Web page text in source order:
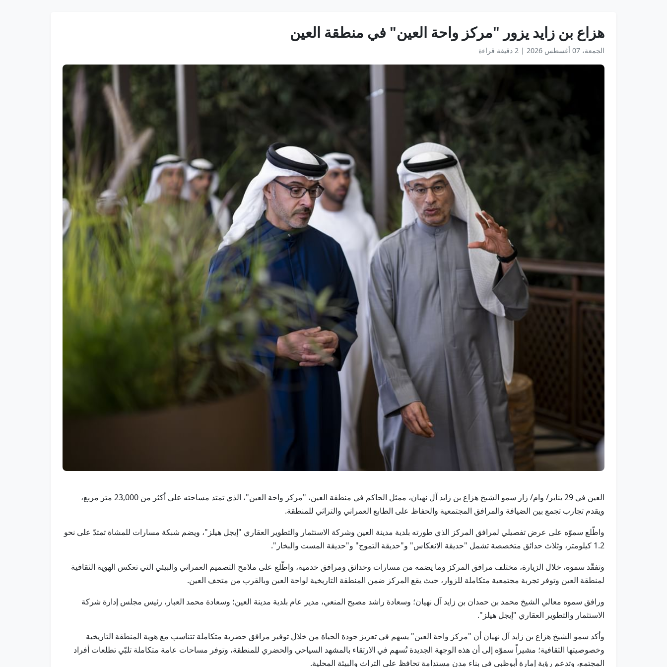
هزاع بن زايد يزور "مركز واحة العين" في منطقة العين
الجمعة، 07 أغسطس 2026 | 2 دقيقة قراءة
العين في 29 يناير/ وام/ زار سمو الشيخ هزاع بن زايد آل نهيان، ممثل الحاكم في منطقة العين، "مركز واحة العين"، الذي تمتد مساحته على أكثر من 23,000 متر مربع،
ويقدم تجارب تجمع بين الضيافة والمرافق المجتمعية والحفاظ على الطابع العمراني والتراثي للمنطقة.
واطّلع سموّه على عرض تفصيلي لمرافق المركز الذي طورته بلدية مدينة العين وشركة الاستثمار والتطوير العقاري "إيجل هيلز"، ويضم شبكة مسارات للمشاة تمتدّ على نحو
1.2 كيلومتر، وثلاث حدائق متخصصة تشمل "حديقة الانعكاس" و"حديقة التموج" و"حديقة المست والبخار".
وتفقّد سموه، خلال الزيارة، مختلف مرافق المركز وما يضمه من مسارات وحدائق ومرافق خدمية، واطّلع على ملامح التصميم العمراني والبيئي التي تعكس الهوية الثقافية
لمنطقة العين وتوفر تجربة مجتمعية متكاملة للزوار، حيث يقع المركز ضمن المنطقة التاريخية لواحة العين وبالقرب من متحف العين.
ورافق سموه معالي الشيخ محمد بن حمدان بن زايد آل نهيان؛ وسعادة راشد مصبح المنعي، مدير عام بلدية مدينة العين؛ وسعادة محمد العبار، رئيس مجلس إدارة شركة
الاستثمار والتطوير العقاري "إيجل هيلز".
وأكد سمو الشيخ هزاع بن زايد آل نهيان أن "مركز واحة العين" يسهم في تعزيز جودة الحياة من خلال توفير مرافق حضرية متكاملة تتناسب مع هوية المنطقة التاريخية
وخصوصيتها الثقافية؛ مشيراً سموّه إلى أن هذه الوجهة الجديدة تُسهم في الارتقاء بالمشهد السياحي والحضري للمنطقة، وتوفر مساحات عامة متكاملة تلبّي تطلعات أفراد
المجتمع، وتدعم رؤية إمارة أبوظبي في بناء مدن مستدامة تحافظ على التراث والبيئة المحلية.